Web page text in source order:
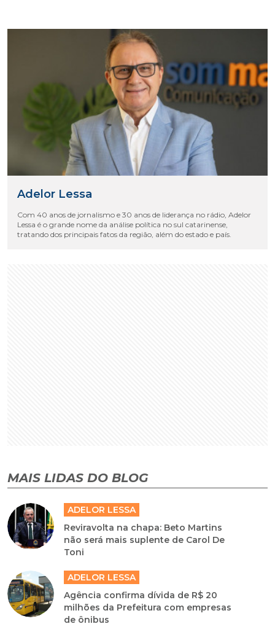
Adelor Lessa
Com 40 anos de jornalismo e 30 anos de liderança no rádio, Adelor
Lessa é o grande nome da análise política no sul catarinense,
tratando dos principais fatos da região, além do estado e país.
MAIS LIDAS DO BLOG
ADELOR LESSA
Reviravolta na chapa: Beto Martins
não será mais suplente de Carol De
Toni
ADELOR LESSA
Agência confirma dívida de R$ 20
milhões da Prefeitura com empresas
de ônibus